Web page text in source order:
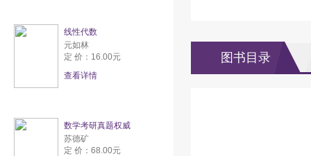
线性代数
元如林
定 价：16.00元
查看详情
数学考研真题权威
苏德矿
定 价：68.00元
图书目录